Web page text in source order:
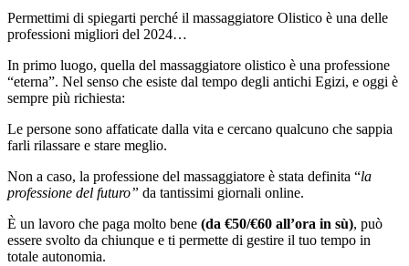
Permettimi di spiegarti perché il massaggiatore Olistico è una delle
professioni migliori del 2024…
In primo luogo, quella del massaggiatore olistico è una professione
“eterna”. Nel senso che esiste dal tempo degli antichi Egizi, e oggi è
sempre più richiesta:
Le persone sono affaticate dalla vita e cercano qualcuno che sappia
farli rilassare e stare meglio.
Non a caso, la professione del massaggiatore è stata definita “la
professione del futuro” da tantissimi giornali online.
È un lavoro che paga molto bene (da €50/€60 all’ora in sù), può
essere svolto da chiunque e ti permette di gestire il tuo tempo in
totale autonomia.